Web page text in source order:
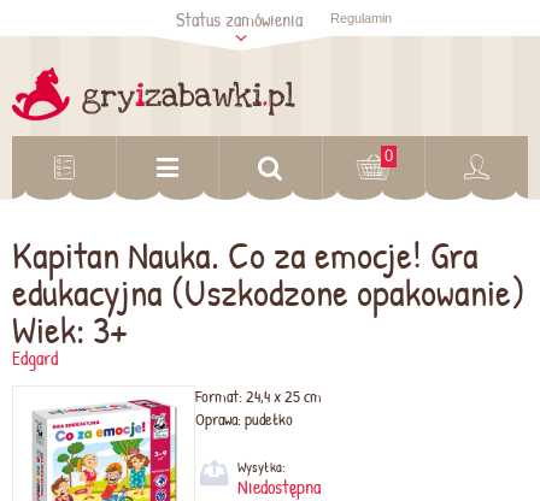
Sprawdź status
zamówienia
Status zamówienia Regulamin
0
Kapitan Nauka. Co za emocje! Gra
edukacyjna (Uszkodzone opakowanie)
Wiek: 3+
Edgard
Format:24,4 x 25 cm
Oprawa:pudełko
Wysyłka:
Niedostępna